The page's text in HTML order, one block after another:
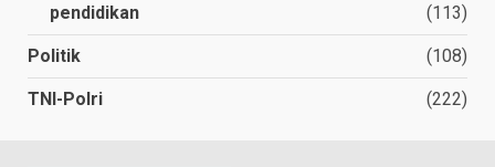
pendidikan (113)
Politik (108)
TNI-Polri (222)